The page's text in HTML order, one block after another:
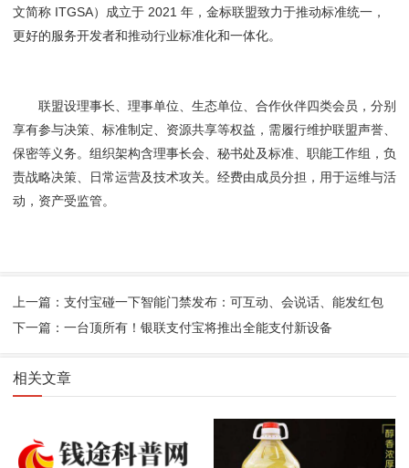
文简称 ITGSA）成立于 2021 年，金标联盟致力于推动标准统一，
更好的服务开发者和推动行业标准化和一体化。
联盟设理事长、理事单位、生态单位、合作伙伴四类会员，分别
享有参与决策、标准制定、资源共享等权益，需履行维护联盟声誉、
保密等义务。组织架构含理事长会、秘书处及标准、职能工作组，负
责战略决策、日常运营及技术攻关。经费由成员分担，用于运维与活
动，资产受监管。
上一篇：支付宝碰一下智能门禁发布：可互动、会说话、能发红包
下一篇：一台顶所有！银联支付宝将推出全能支付新设备
相关文章